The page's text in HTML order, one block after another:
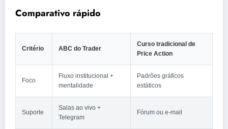
Comparativo rápido
Critério ABC do Trader
Curso tradicional de
Price Action
Foco
Fluxo institucional +
mentalidade
Padrões gráficos
estáticos
Suporte
Salas ao vivo +
Telegram
Fórum ou e‑mail